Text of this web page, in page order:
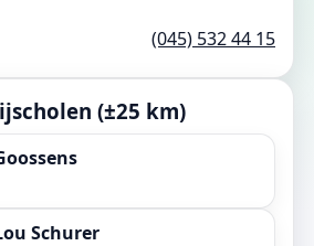
(045) 532 44 15
(±25 km)
Schurer